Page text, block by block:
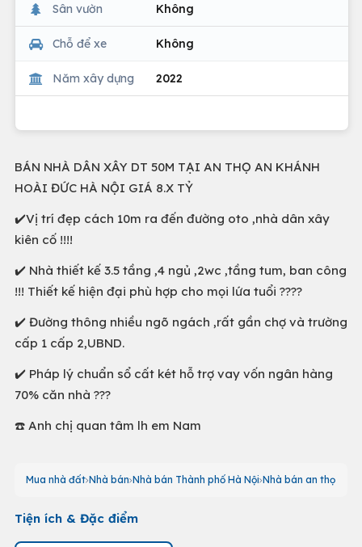
Sân vườn Không
Chỗ để xe Không
Năm xây dựng 2022
BÁN NHÀ DÂN XÂY DT 50M TẠI AN THỌ AN KHÁNH
HOÀI ĐỨC HÀ NỘI GIÁ 8.X TỶ
✔️Vị trí đẹp cách 10m ra đến đường oto ,nhà dân xây
kiên cố !!!!
✔️ Nhà thiết kế 3.5 tầng ,4 ngủ ,2wc ,tầng tum, ban công
!!! Thiết kế hiện đại phù hợp cho mọi lứa tuổi ????
✔️ Đường thông nhiều ngõ ngách ,rất gần chợ và trường
cấp 1 cấp 2,UBND.
✔️ Pháp lý chuẩn sổ cất két hỗ trợ vay vốn ngân hàng
70% căn nhà ???
☎️ Anh chị quan tâm lh em Nam
Mua nhà đất Nhà bán Nhà bán Thành phố Hà Nội Nhà bán an thọ
Tiện ích & Đặc điểm